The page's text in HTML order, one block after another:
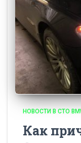
НОВОСТИ В СТО
Как